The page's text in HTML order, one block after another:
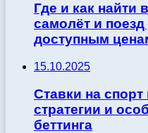
Где и как найти
самолёт и
доступным
15.10.2025
Ставки на
стратегии и
беттинга